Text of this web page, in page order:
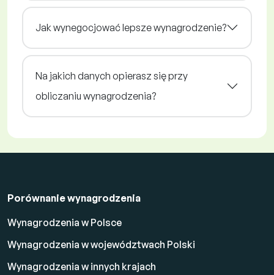
Jak wynegocjować lepsze wynagrodzenie?
Na jakich danych opierasz się przy
obliczaniu wynagrodzenia?
Porównanie wynagrodzenia
Wynagrodzenia w Polsce
Wynagrodzenia w województwach Polski
Wynagrodzenia w innych krajach